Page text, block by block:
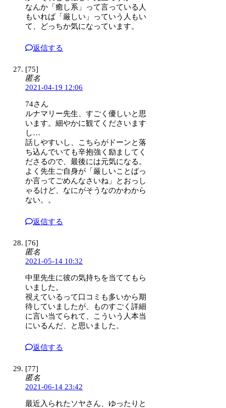
なんか「癒し系」って言っている人
もいれば「厳しい」っていう人もい
て、どっちか気になっています。
返信する
[75]
匿名
2021-04-19 12:06
74さん
ルナマリー先生、すごく優しいと思
います。細やかに観てくださいます
し…
話しやすいし、こちらがドーンと落
ち込んでいても辛抱強く励ましてく
ださるので、最後には元気になる。
よく先生ご自身が「厳しいことばっ
か言ってごめんなさいね」とおっし
ゃるけど、なにがそうなのかわから
ない。。
返信する
[76]
匿名
2021-05-14 10:32
中里先生に彼の気持ちを当ててもら
いました。
視えているって口コミも多いから期
待していましたが、ものすごく詳細
に言い当てられて、こういう人本当
にいるんだ、と思いました。
返信する
[77]
匿名
2021-06-14 23:42
最近入られたソヤさん、ゆったりと